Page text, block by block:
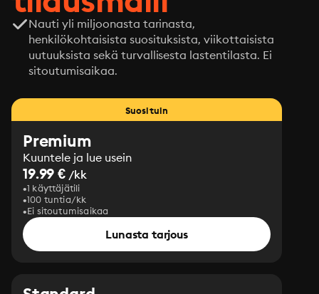
Nauti yli miljoonasta tarinasta,
henkilökohtaisista suosituksista, viikottaisista
uutuuksista sekä turvallisesta lastentilasta. Ei
sitoutumisaikaa.
Suosituin
Premium
Kuuntele ja lue usein
19.99 € /kk
1 käyttäjätili
100 tuntia/kk
Ei sitoutumisaikaa
Lunasta tarjous